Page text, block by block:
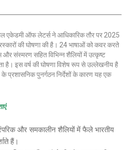
एकेडमी ऑफ लेटर्स ने आधिकारिक तौर पर 2025
की घोषणा की है। 24 भाषाओं को कवर करते
और संस्मरण सहित विभिन्न शैलियों में उत्कृष्ट
है। इस वर्ष की घोषणा विशेष रूप से उल्लेखनीय है
प्रशासनिक पुनर्गठन निर्देशों के कारण यह एक
और समकालीन शैलियों में फैले भारतीय
हैं।